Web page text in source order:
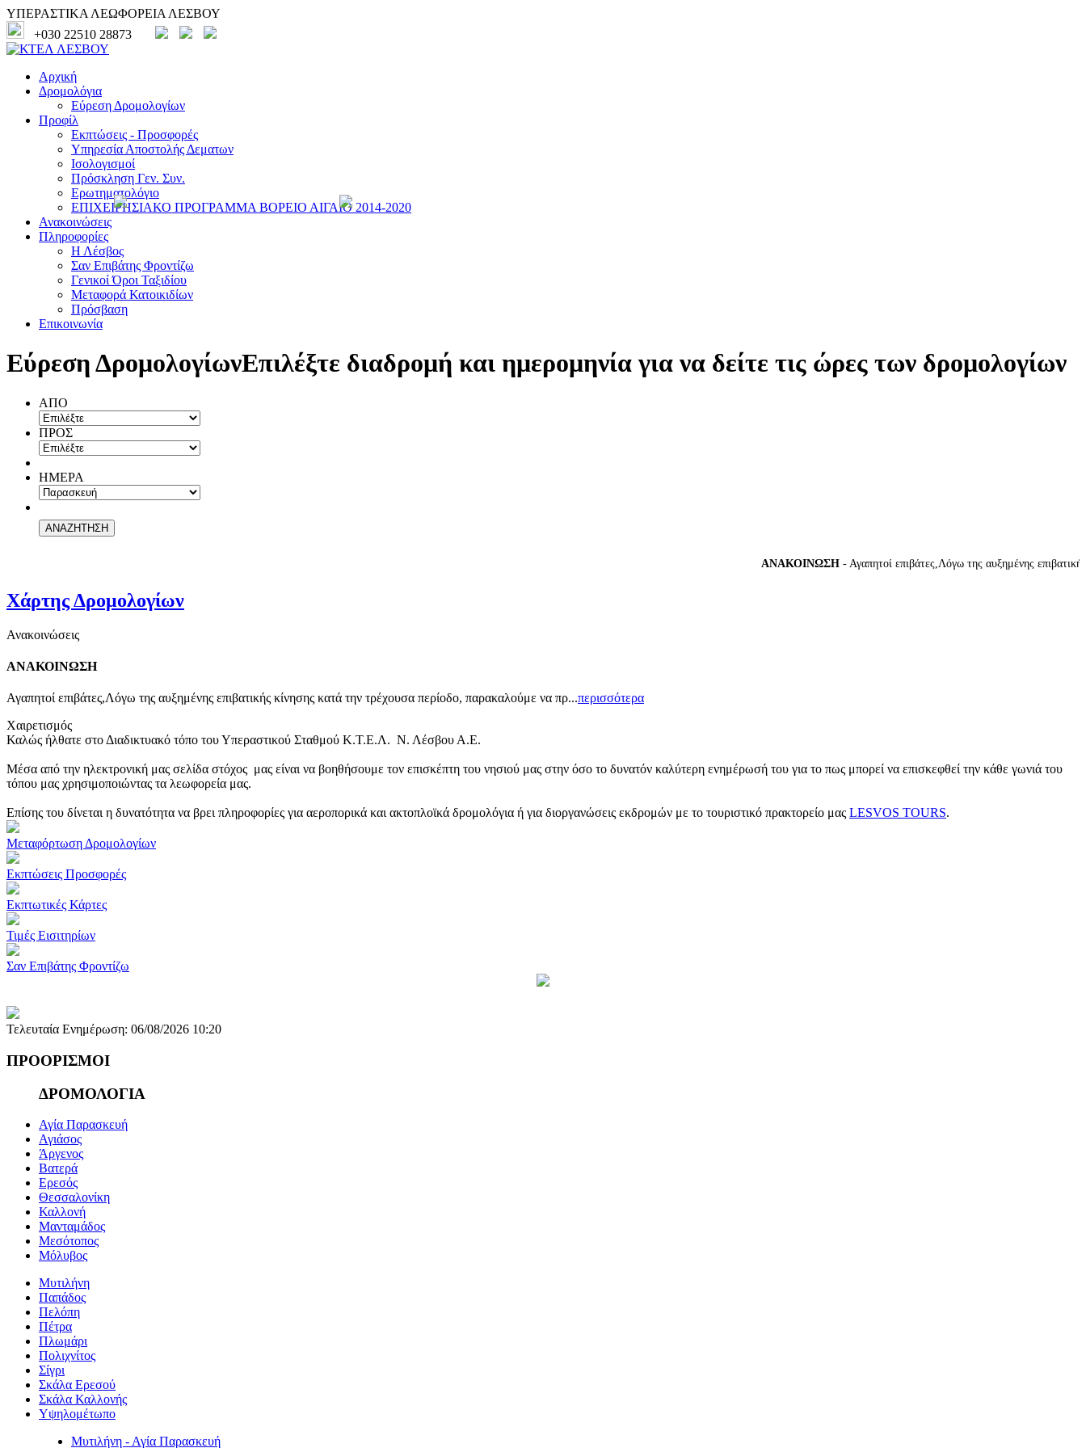
ΥΠΕΡΑΣΤΙΚΑ ΛΕΩΦΟΡΕΙΑ ΛΕΣΒΟΥ
+030 22510 28873
Αρχική
Δρομολόγια
Εύρεση Δρομολογίων
Προφίλ
Εκπτώσεις - Προσφορές
Υπηρεσία Αποστολής Δεματων
Ισολογισμοί
Πρόσκληση Γεν. Συν.
Ερωτηματολόγιο
ΕΠΙΧΕΙΡΗΣΙΑΚΟ ΠΡΟΓΡΑΜΜΑ ΒΟΡΕΙΟ ΑΙΓΑΙΟ 2014-2020
Ανακοινώσεις
Πληροφορίες
Η Λέσβος
Σαν Επιβάτης Φροντίζω
Γενικοί Όροι Ταξιδίου
Μεταφορά Κατοικιδίων
Πρόσβαση
Επικοινωνία
Εύρεση ΔρομολογίωνΕπιλέξτε διαδρομή και ημερομηνία για να δείτε τις ώρες των δρομολογίων
ΑΠΟ
ΠΡΟΣ
ΗΜΕΡΑ
ΑΝΑΚΟΙΝΩΣΗ- Αγαπητοί επιβάτες,Λόγω της αυξημένης επιβατικής
Χάρτης Δρομολογίων
Ανακοινώσεις
ΑΝΑΚΟΙΝΩΣΗ
Αγαπητοί επιβάτες,Λόγω της αυξημένης επιβατικής κίνησης κατά την τρέχουσα περίοδο, παρακαλούμε να πρ...περισσότερα
Χαιρετισμός
Καλώς ήλθατε στο Διαδικτυακό τόπο του Υπεραστικού Σταθμού Κ.Τ.Ε.Λ. Ν. Λέσβου Α.Ε.
Μέσα από την ηλεκτρονική μας σελίδα στόχος μας είναι να βοηθήσουμε τον επισκέπτη του νησιού μας στην όσο το δυνατόν καλύτερη ενημέρωσή του για το πως μπορεί να επισκεφθεί την κάθε γωνιά του
τόπου μας χρησιμοποιώντας τα λεωφορεία μας.
Επίσης του δίνεται η δυνατότητα να βρει πληροφορίες για αεροπορικά και ακτοπλοϊκά δρομολόγια ή για διοργανώσεις εκδρομών με το τουριστικό πρακτορείο μας LESVOS TOURS.
Μεταφόρτωση Δρομολογίων
Εκπτώσεις Προσφορές
Εκπτωτικές Κάρτες
Τιμές Εισιτηρίων
Σαν Επιβάτης Φροντίζω
Τελευταία Ενημέρωση: 06/08/2026 10:20
ΠΡΟΟΡΙΣΜΟΙ
ΔΡΟΜΟΛΟΓΙΑ
Αγία Παρασκευή
Αγιάσος
Άργενος
Βατερά
Ερεσός
Θεσσαλονίκη
Καλλονή
Μανταμάδος
Μεσότοπος
Μόλυβος
Μυτιλήνη
Παπάδος
Πελόπη
Πέτρα
Πλωμάρι
Πολιχνίτος
Σίγρι
Σκάλα Ερεσού
Σκάλα Καλλονής
Υψηλομέτωπο
Μυτιλήνη - Αγία Παρασκευή